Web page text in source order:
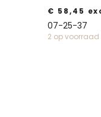
€ 58,45
07-25-37
2 op voorraad